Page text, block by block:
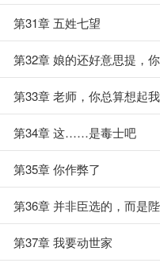
第31章 五姓七望
第32章 娘的还好意思提，
第33章 老师，你总算想起
第34章 这……是毒士吧
第35章 你作弊了
第36章 并非臣选的，而是
第37章 我要动世家